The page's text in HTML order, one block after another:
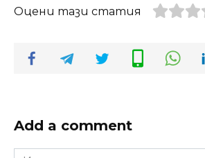
Оцени тази статия
Add a comment